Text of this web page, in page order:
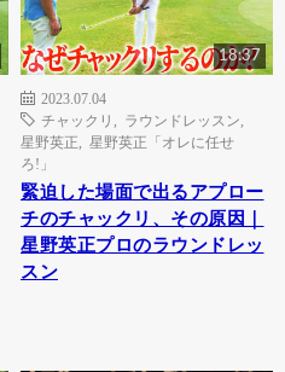
18:37
2023.07.04
チャックリ
ラウンドレッスン
星野英正
星野英正「オレに任せ
ろ!」
緊迫した場面で出るアプロー
チのチャックリ、その原因｜
星野英正プロのラウンドレッ
スン